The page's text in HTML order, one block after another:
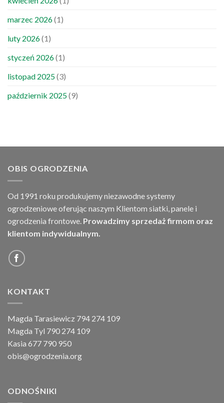
marzec 2026(1)
luty 2026(1)
styczeń 2026(1)
listopad 2025(3)
październik 2025(9)
OBIS OGRODZENIA
Od 1991 roku produkujemy niezawodne systemy
ogrodzeniowe oferując naszym Klientom siatki, panele i
ogrodzenia frontowe. Prowadzimy sprzedaż firmom oraz
klientom indywidualnym.
KONTAKT
Magda Tarasiewicz 794 274 109
Magda Tyl 790 274 109
Kasia 677 790 950
obis@ogrodzenia.org
ODNOŚNIKI